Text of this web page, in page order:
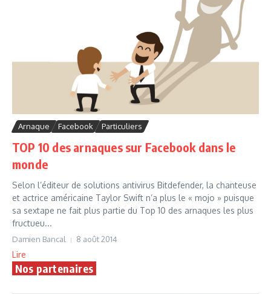
Arnaque Facebook Particuliers
TOP 10 des arnaques sur Facebook dans le
monde
Selon l’éditeur de solutions antivirus Bitdefender, la chanteuse
et actrice américaine Taylor Swift n’a plus le « mojo » puisque
sa sextape ne fait plus partie du Top 10 des arnaques les plus
fructueu...
Damien Bancal 8 août 2014
Lire
Nos partenaires